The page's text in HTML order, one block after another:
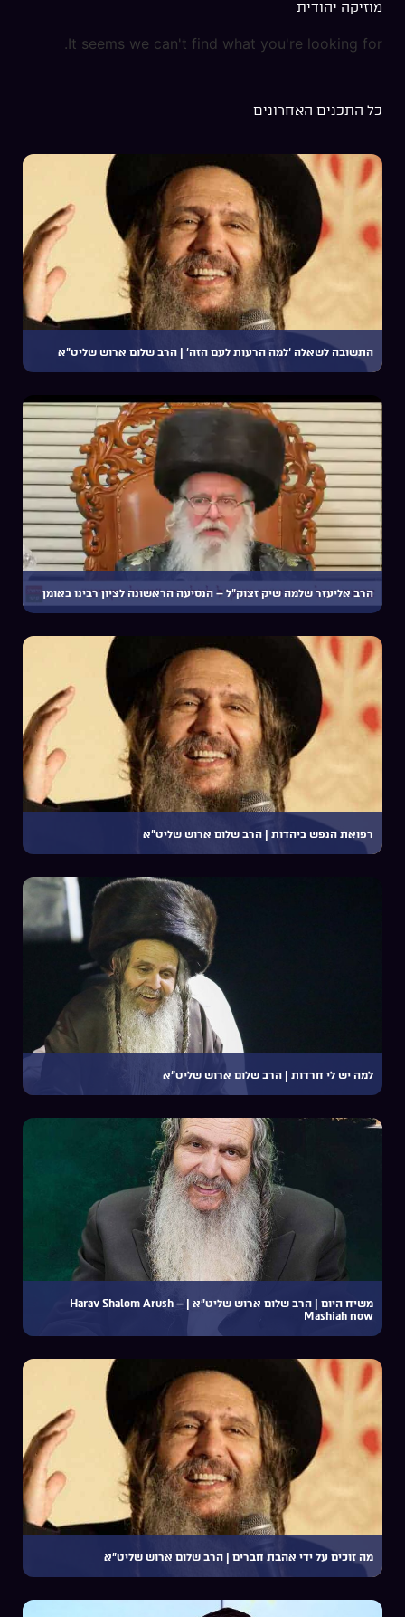
מוזיקה יהודית
It seems we can't find what you're looking for.
כל התכנים האחרונים
התשובה לשאלה ‘למה הרעות לעם הזה’ | הרב שלום ארוש שליט”א
הרב אליעזר שלמה שיק זצוק”ל – הנסיעה הראשונה לציון רבינו באומן
רפואת הנפש ביהדות | הרב שלום ארוש שליט”א
למה יש לי חרדות | הרב שלום ארוש שליט”א
משיח היום | הרב שלום ארוש שליט”א | Harav Shalom Arush –
Mashiah now
מה זוכים על ידי אהבת חברים | הרב שלום ארוש שליט”א